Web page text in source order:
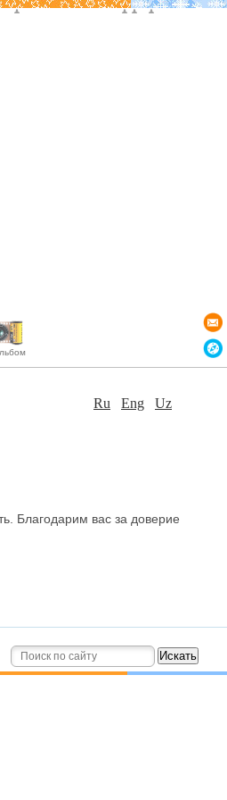
Ru Eng Uz
Благодарим вас за доверие